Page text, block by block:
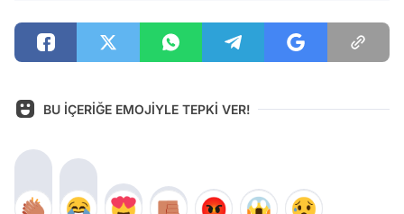
BU İÇERİĞE EMOJİYLE TEPKİ VER!